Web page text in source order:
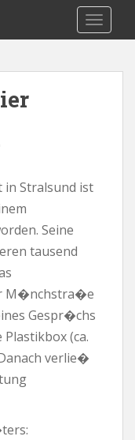
in Stralsund ist
Seine
tausend
M�nchstra�e
Gespr�chs
(ca.
verlie�